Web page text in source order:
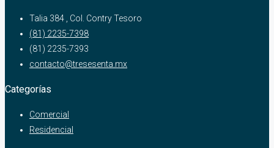
Talia 384 , Col. Contry Tesoro
(81) 2235-7398
(81) 2235-7393
contacto@tresesenta.mx
Categorías
Comercial
Residencial